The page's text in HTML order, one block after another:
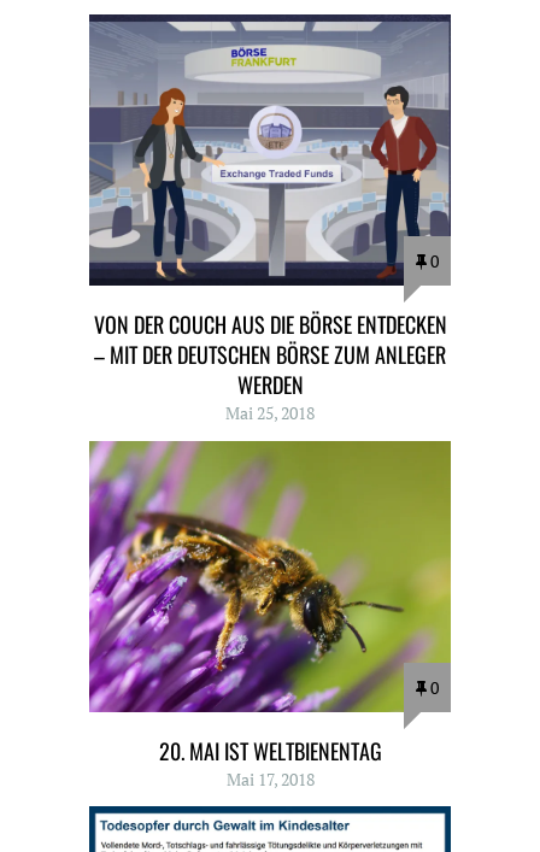
0
VON DER COUCH AUS DIE BÖRSE ENTDECKEN
– MIT DER DEUTSCHEN BÖRSE ZUM ANLEGER
WERDEN
Mai 25, 2018
0
20. MAI IST WELTBIENENTAG
Mai 17, 2018